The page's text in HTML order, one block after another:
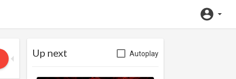
Up next Autoplay